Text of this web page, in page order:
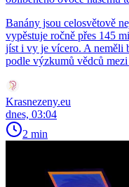
Banány jsou celosvětově
vypěstuje ročně přes 145
jíst i vy je vícero. A neměli
podle výzkumů vědců
Krasnezeny.eu
dnes, 03:04
2 min